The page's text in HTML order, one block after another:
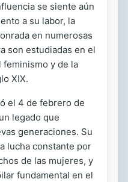
se siente aún
a su labor, la
en numerosas
son estudiadas en el
y de la
XIX.
el 4 de febrero de
legado que
generaciones. Su
lucha constante por
de las mujeres, y
fundamental en el